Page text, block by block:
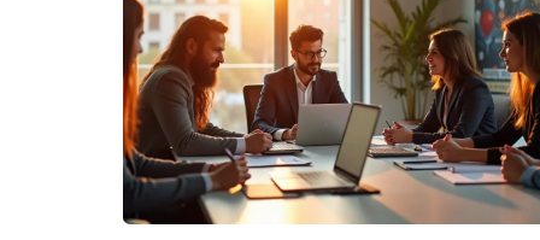
Comparar precios: Obtén
7. ¿Cómo Presentar una Reclamación de
Si sufres un siniestro cubierto por tu
con tu aseguradora y proporciona toda la
determinar el monto de la indemnización.
recibas la compensación que te